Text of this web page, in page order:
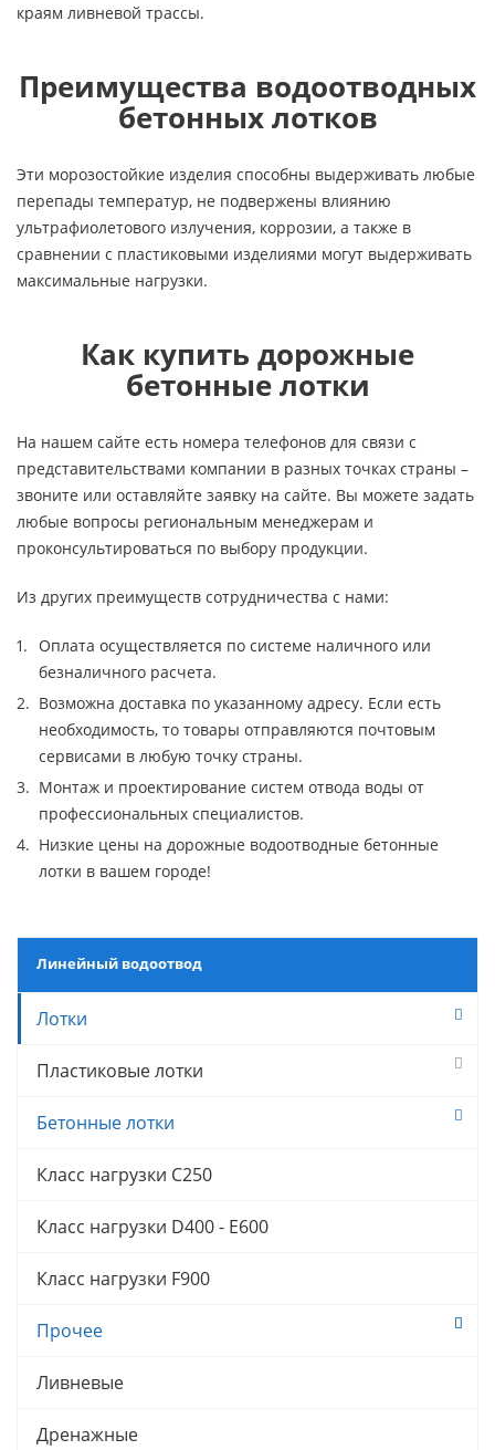
краям ливневой трассы.
Преимущества водоотводных
бетонных лотков
Эти морозостойкие изделия способны выдерживать любые
перепады температур, не подвержены влиянию
ультрафиолетового излучения, коррозии, а также в
сравнении с пластиковыми изделиями могут выдерживать
максимальные нагрузки.
Как купить дорожные
бетонные лотки
На нашем сайте есть номера телефонов для связи с
представительствами компании в разных точках страны –
звоните или оставляйте заявку на сайте. Вы можете задать
любые вопросы региональным менеджерам и
проконсультироваться по выбору продукции.
Из других преимуществ сотрудничества с нами:
Оплата осуществляется по системе наличного или
безналичного расчета.
Возможна доставка по указанному адресу. Если есть
необходимость, то товары отправляются почтовым
сервисами в любую точку страны.
Монтаж и проектирование систем отвода воды от
профессиональных специалистов.
Низкие цены на дорожные водоотводные бетонные
лотки в вашем городе!
Линейный водоотвод
Лотки
Пластиковые лотки
Бетонные лотки
Класс нагрузки C250
Класс нагрузки D400 - E600
Класс нагрузки F900
Прочее
Ливневые
Дренажные